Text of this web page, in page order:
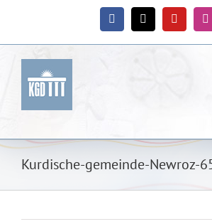
Facebook
X YouTube
Kurdische-gemeinde-Newroz-